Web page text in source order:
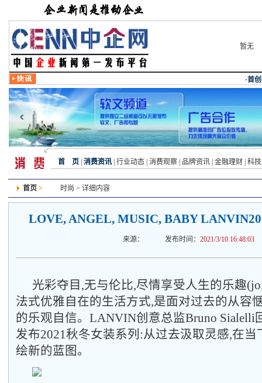
暂无
首 页 消费资讯 行业动态 消费观察 品牌资讯 金融理财 科
首页 > 时尚 > 详细内容
LOVE, ANGEL, MUSIC, BABY
来源： 发布时间： 2021/3/10 16:48:03
光彩夺目,无与伦比,尽情享受人生的乐趣
法式优雅自在的生活方式,是面对过去的从容
的乐观自信。LANVIN创意总监Bruno Sialelli
发布2021秋冬女装系列:从过去汲取灵感,在当
绘新的蓝图。